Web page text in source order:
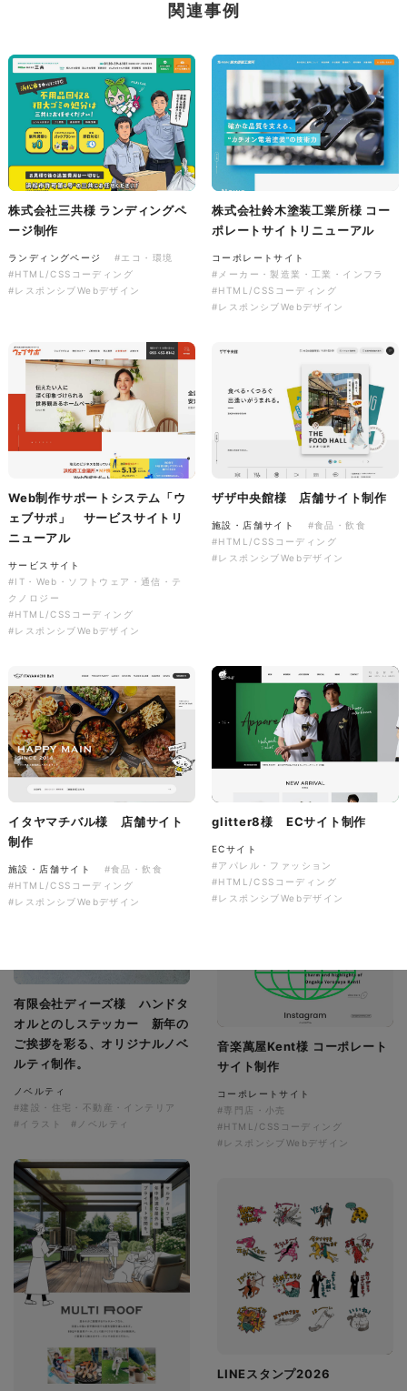
ター様 コーポレートサイト制
作
#HTML/CSSコーディング
#レスポンシブWebデザイン
株式会社colorful studio様
『かねた忠右衛門』 サービス
サイト制作
サービスサイト
#アパレル・ファッション
#レスポンシブWebデザイン
音楽萬屋Kent様 コーポレート
サイト制作
コーポレートサイト
#専門店・小売
#HTML/CSSコーディング
#レスポンシブWebデザイン
有限会社ディーズ様 ハンドタ
オルとのしステッカー 新年の
ご挨拶を彩る、オリジナルノベ
ルティ制作。
ノベルティ
#建設・住宅・不動産・インテリア
#イラスト
#ノベルティ
LINEスタンプ2026
関連事例
株式会社三共様 ランディングペ
ージ制作
ランディングページ
#エコ・環境
#HTML/CSSコーディング
#レスポンシブWebデザイン
株式会社鈴木塗装工業所様 コー
ポレートサイトリニューアル
コーポレートサイト
#メーカー・製造業・工業・インフラ
#HTML/CSSコーディング
#レスポンシブWebデザイン
Web制作サポートシステム「ウ
ェブサポ」 サービスサイトリ
ニューアル
サービスサイト
#IT・Web・ソフトウェア・通信・テ
クノロジー
#HTML/CSSコーディング
#レスポンシブWebデザイン
ザザ中央館様 店舗サイト制作
施設・店舗サイト
#食品・飲食
#HTML/CSSコーディング
#レスポンシブWebデザイン
イタヤマチバル様 店舗サイト
制作
施設・店舗サイト
#食品・飲食
#HTML/CSSコーディング
#レスポンシブWebデザイン
glitter8様 ECサイト制作
ECサイト
#アパレル・ファッション
#HTML/CSSコーディング
#レスポンシブWebデザイン